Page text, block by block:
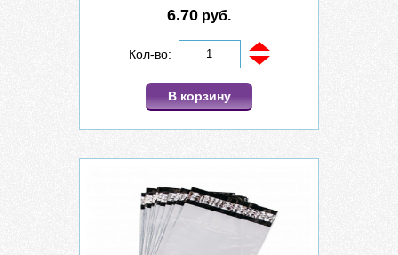
6.70 руб.
Кол-во:
В корзину